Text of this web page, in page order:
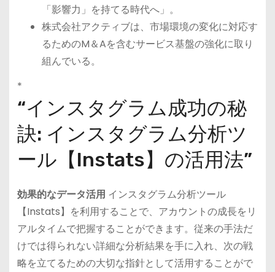
「影響力」を持てる時代へ」。
株式会社アクティブは、市場環境の変化に対応す
るためのM＆Aを含むサービス基盤の強化に取り
組んでいる。
*
“インスタグラム成功の秘
訣: インスタグラム分析ツ
ール【Instats】の活用法”
効果的なデータ活用 インスタグラム分析ツール
【Instats】を利用することで、アカウントの成長をリ
アルタイムで把握することができます。従来の手法だ
けでは得られない詳細な分析結果を手に入れ、次の戦
略を立てるための大切な指針として活用することがで